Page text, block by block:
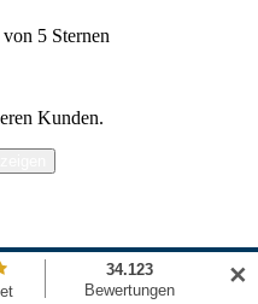
5 Sternen
Kunden.
Benutzern abgegeben
erstellen Sie einen neuen
✕